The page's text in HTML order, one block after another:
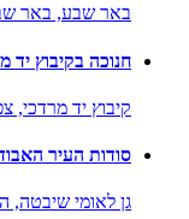
באר שבע, באר
חנוכה בקיבוץ יד
קיבוץ יד מרדכי,
סודות העיר
גן לאומי שיבטה,